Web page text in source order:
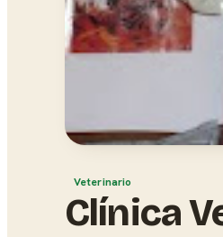
Veterinario
Clínica